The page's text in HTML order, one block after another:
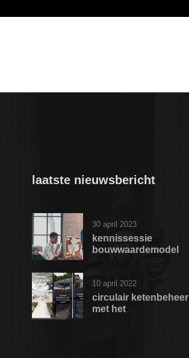
laatste nieuwsbericht
30 april 2023
kennissessie
bouwwaardemodel
10 april 2022
circulair ketenbeheer
met het